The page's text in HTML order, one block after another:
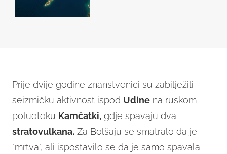
Prije dvije godine znanstvenici su zabilježili
seizmičku aktivnost ispod Udine na ruskom
poluotoku Kamčatki, gdje spavaju dva
stratovulkana. Za Bolšaju se smatralo da je
"mrtva", ali ispostavilo se da je samo spavala